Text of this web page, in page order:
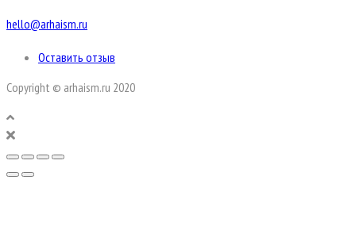
hello@arhaism.ru
Оставить отзыв
Copyright © arhaism.ru 2020